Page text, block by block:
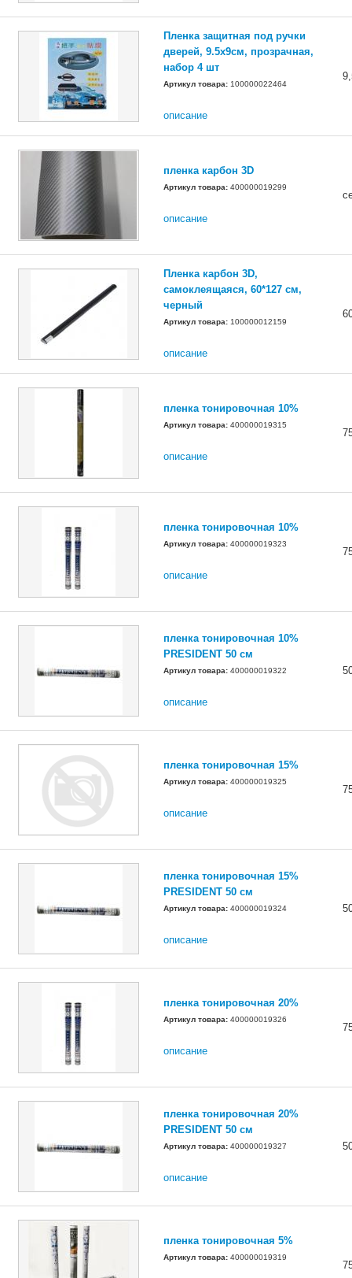
Пленка защитная под ручки
дверей, 9.5х9см, прозрачная,
набор 4 шт
Артикул товара: 100000022464
описание
пленка карбон 3D
Артикул товара: 400000019299
описание
Пленка карбон 3D,
самоклеящаяся, 60*127 см,
черный
Артикул товара: 100000012159
описание
пленка тонировочная 10%
Артикул товара: 400000019315
описание
пленка тонировочная 10%
Артикул товара: 400000019323
описание
пленка тонировочная 10%
PRESIDENT 50 см
Артикул товара: 400000019322
описание
пленка тонировочная 15%
Артикул товара: 400000019325
описание
пленка тонировочная 15%
PRESIDENT 50 см
Артикул товара: 400000019324
описание
пленка тонировочная 20%
Артикул товара: 400000019326
описание
пленка тонировочная 20%
PRESIDENT 50 см
Артикул товара: 400000019327
описание
пленка тонировочная 5%
Артикул товара: 400000019319